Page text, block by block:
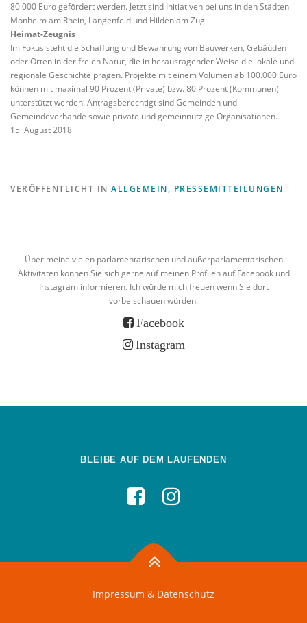
80.000 Euro gefördert werden. Jetzt sind Initiativen bei uns in den Städten
Monheim am Rhein, Langenfeld und Hilden am Zug.
Heimat-Zeugnis
Im Fokus steht die Schaffung und Bewahrung von Bauwerken, Gebäuden
oder Orten in der freien Natur, die in herausragender Weise die lokale und
regionale Geschichte prägen. Projekte mit einem Volumen ab 100.000 Euro
können mit maximal 90 Prozent (Private) bzw. 80 Prozent (Kommunen)
unterstützt werden. Antragsberechtigt sind Gemeinden und
Gemeindeverbände sowie private und gemeinnützige Organisationen.​
15. August 2018
VERÖFFENTLICHT IN ALLGEMEIN, PRESSEMITTEILUNGEN
Über meine vielen parlamentarischen und außerparlamentarischen
Aktivitäten können Sie sich gerne auf meinen Profilen auf Facebook und
Instagram informieren. Ich würde mich freuen wenn Sie dort
vorbeischauen würden.
Facebook
Instagram
BLEIBE AUF DEM LAUFENDEN
Impressum & Datenschutz